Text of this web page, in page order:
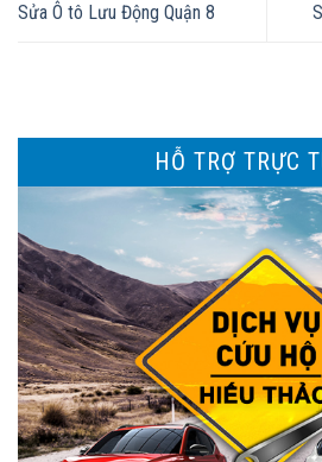
Sửa Ô tô Lưu Động Quận 8
HỖ TRỢ TRỰC